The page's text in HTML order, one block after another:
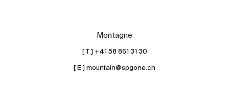
Montagne
[ T ] +41 58 861 31 30
[ E ] mountain@spgone.ch